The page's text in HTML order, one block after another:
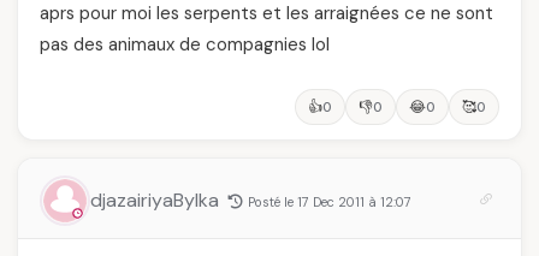
aprs pour moi les serpents et les arraignées ce ne sont
pas des animaux de compagnies lol
👍0 👎0 😂0 🥰0
djazairiyaBylka Posté le 17 Dec 2011 à 12:07